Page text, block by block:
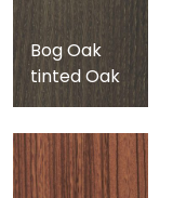
Bog Oak
tinted Oak